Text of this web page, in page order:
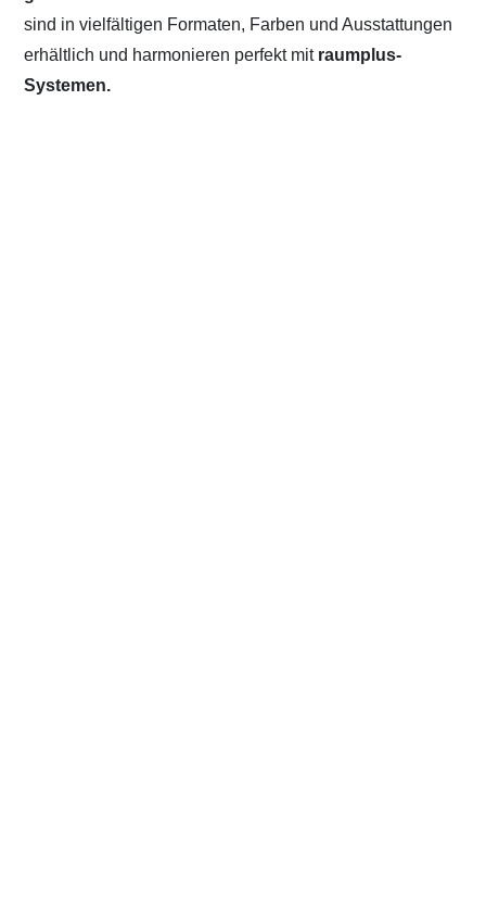
sind in vielfältigen Formaten, Farben und Ausstattungen
erhältlich und harmonieren perfekt mit raumplus-
Systemen.